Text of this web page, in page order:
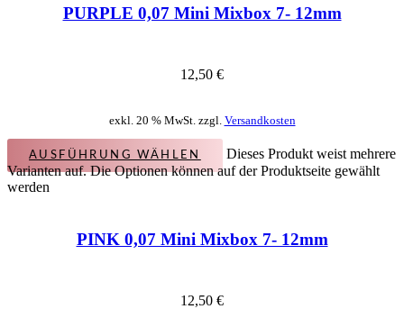
PURPLE 0,07 Mini Mixbox 7- 12mm
12,50 €
exkl. 20 % MwSt. zzgl. Versandkosten
AUSFÜHRUNG WÄHLEN
Dieses Produkt weist mehrere
Varianten auf. Die Optionen können auf der Produktseite gewählt
werden
PINK 0,07 Mini Mixbox 7- 12mm
12,50 €